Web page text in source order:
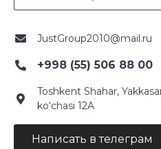
JustGroup2010@mail.ru
+998 (55) 506 88 00
Toshkent Shahar,
ko‘chasi 12A
Написать в телеграм